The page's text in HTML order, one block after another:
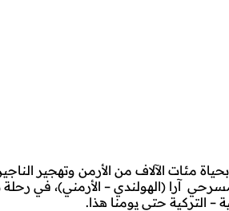
في الأناضول وأودت بحياة مئات الآلاف من
آرا (الهولندي – الأرمني)، في رحلة
– التركية حتى يومنا هذا.